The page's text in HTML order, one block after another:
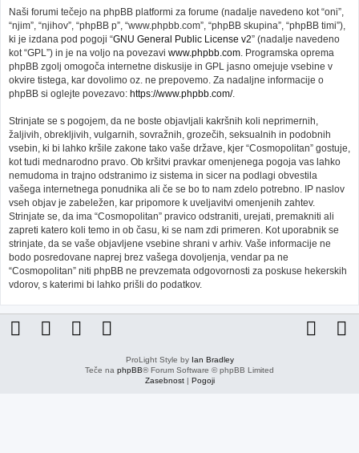
Naši forumi tečejo na phpBB platformi za forume (nadalje navedeno kot “oni”,
“njim”, “njihov”, “phpBB p”, “www.phpbb.com”, “phpBB skupina”, “phpBB timi”),
ki je izdana pod pogoji “GNU General Public License v2” (nadalje navedeno
kot “GPL”) in je na voljo na povezavi www.phpbb.com. Programska oprema
phpBB zgolj omogoča internetne diskusije in GPL jasno omejuje vsebine v
okvire tistega, kar dovolimo oz. ne prepovemo. Za nadaljne informacije o
phpBB si oglejte povezavo: https://www.phpbb.com/.
Strinjate se s pogojem, da ne boste objavljali kakršnih koli neprimernih,
žaljivih, obrekljivih, vulgarnih, sovražnih, grozečih, seksualnih in podobnih
vsebin, ki bi lahko kršile zakone tako vaše države, kjer “Cosmopolitan” gostuje,
kot tudi mednarodno pravo. Ob kršitvi pravkar omenjenega pogoja vas lahko
nemudoma in trajno odstranimo iz sistema in sicer na podlagi obvestila
vašega internetnega ponudnika ali če se bo to nam zdelo potrebno. IP naslov
vseh objav je zabeležen, kar pripomore k uveljavitvi omenjenih zahtev.
Strinjate se, da ima “Cosmopolitan” pravico odstraniti, urejati, premakniti ali
zapreti katero koli temo in ob času, ki se nam zdi primeren. Kot uporabnik se
strinjate, da se vaše objavljene vsebine shrani v arhiv. Vaše informacije ne
bodo posredovane naprej brez vašega dovoljenja, vendar pa ne
“Cosmopolitan” niti phpBB ne prevzemata odgovornosti za poskuse hekerskih
vdorov, s katerimi bi lahko prišli do podatkov.
ProLight Style by Ian Bradley
Teče na phpBB® Forum Software © phpBB Limited
Zasebnost| Pogoji